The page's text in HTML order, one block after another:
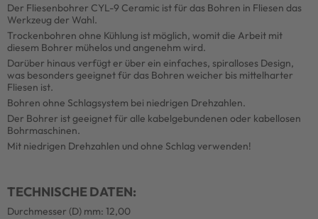
Der Fliesenbohrer CYL-9 Ceramic ist für das Bohren in Fliesen das
Werkzeug der Wahl.
Trockenbohren ohne Kühlung ist möglich, womit die Arbeit mit
diesem Bohrer mühelos und angenehm wird.
Darüber hinaus verfügt er über ein einfaches, spiralloses Design,
was besonders geeignet für das Bohren weicher bis mittelharter
Fliesen ist.
Bohren ohne Schlagsystem bei niedrigen Drehzahlen.
Der Bohrer ist geeignet für alle kabelgebundenen oder kabellosen
Bohrmaschinen.
Mit niedrigen Drehzahlen und ohne Schlag verwenden!
TECHNISCHE DATEN:
Durchmesser (D) mm: 12,00